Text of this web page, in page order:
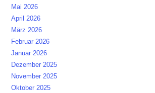
Mai 2026
April 2026
März 2026
Februar 2026
Januar 2026
Dezember 2025
November 2025
Oktober 2025